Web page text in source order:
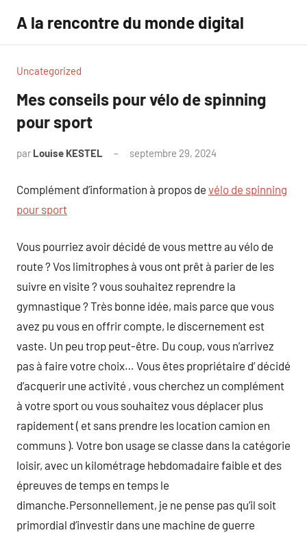
contenu
A la rencontre du monde digital
Uncategorized
Mes conseils pour vélo de spinning
pour sport
par Louise KESTEL septembre 29, 2024
Complément d’information à propos de vélo de spinning
pour sport
Vous pourriez avoir décidé de vous mettre au vélo de
route ? Vos limitrophes à vous ont prêt à parier de les
suivre en visite ? vous souhaitez reprendre la
gymnastique ? Très bonne idée, mais parce que vous
avez pu vous en offrir compte, le discernement est
vaste. Un peu trop peut-être. Du coup, vous n’arrivez
pas à faire votre choix… Vous êtes propriétaire d’ décidé
d’acquerir une activité , vous cherchez un complément
à votre sport ou vous souhaitez vous déplacer plus
rapidement ( et sans prendre les location camion en
communs ). Votre bon usage se classe dans la catégorie
loisir, avec un kilométrage hebdomadaire faible et des
épreuves de temps en temps le
dimanche.Personnellement, je ne pense pas qu’il soit
primordial d’investir dans une machine de guerre